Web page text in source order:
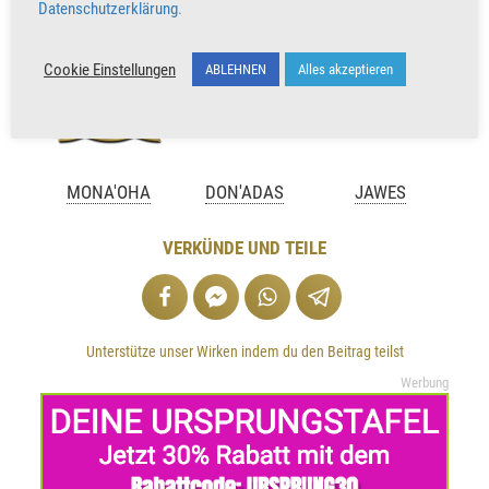
MONA'OHA DON'ADAS JAWES
VERKÜNDE UND TEILE
Unterstütze unser Wirken indem du den Beitrag teilst
Werbung
Datenschutzerklärung.
Cookie Einstellungen ABLEHNEN Alles akzeptieren